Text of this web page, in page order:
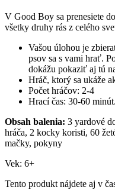
V Good Boy sa prenesiete
všetky druhy rás z celého
Vašou úlohou je
psov sa s vami hrať.
dokážu pokaziť aj tú
Hráč, ktorý sa ukáže
Počet hráčov: 2-4
Hrací čas: 30-60 minút.
Obsah balenia: 3 yardové
hráča, 2 kocky koristi, 60
mačky, pokyny
Vek: 6+
Tento produkt nájdete aj v